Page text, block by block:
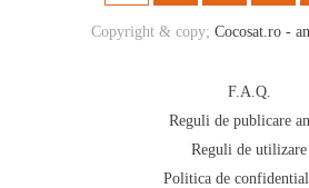
Copyright & copy; Cocosat.ro -
F.A.Q.
Reguli de publicare
Reguli de utilizare
Politica de